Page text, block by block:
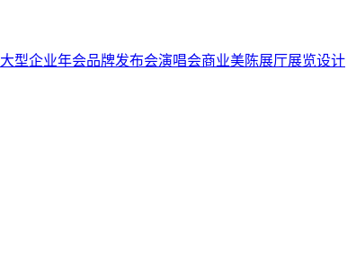
大型企业年会品牌发布会演唱会商业美陈展厅展览设计